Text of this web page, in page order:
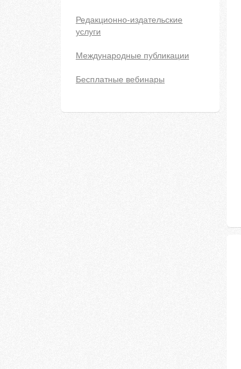
Редакционно-издательские
услуги
Международные публикации
Бесплатные вебинары